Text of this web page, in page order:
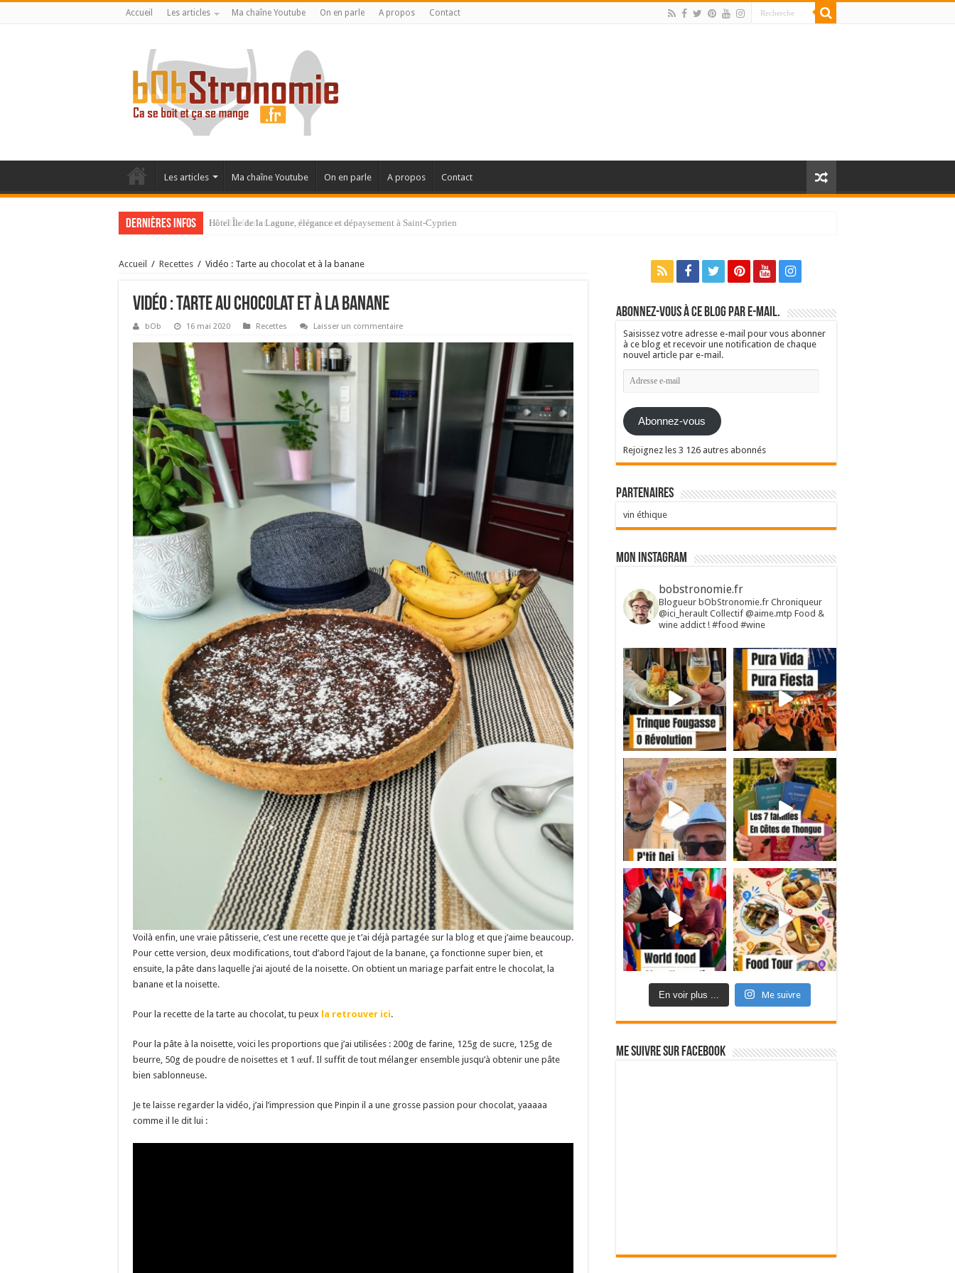
Accueil Les articles Ma chaîne Youtube On en parle A propos Contact
Les articles Ma chaîne Youtube On en parle A propos Contact
Dernières infos La Villa Duflot, pépite perpignanaise
Accueil / Recettes / Vidéo : Tarte au chocolat et à la banane
Vidéo : Tarte au chocolat et à la banane
bOb 16 mai 2020 Recettes Laisser un commentaire
Voilà enfin, une vraie pâtisserie, c’est une recette que je t’ai déjà partagée sur la blog et que j’aime beaucoup.
Pour cette version, deux modifications, tout d’abord l’ajout de la banane, ça fonctionne super bien, et
ensuite, la pâte dans laquelle j’ai ajouté de la noisette. On obtient un mariage parfait entre le chocolat, la
banane et la noisette.
Pour la recette de la tarte au chocolat, tu peux la retrouver ici.
Pour la pâte à la noisette, voici les proportions que j’ai utilisées : 200g de farine, 125g de sucre, 125g de
beurre, 50g de poudre de noisettes et 1 œuf. Il suffit de tout mélanger ensemble jusqu’à obtenir une pâte
bien sablonneuse.
Je te laisse regarder la vidéo, j’ai l’impression que Pinpin il a une grosse passion pour chocolat, yaaaaa
comme il le dit lui :
Abonnez-vous à ce blog par e-mail.
Saisissez votre adresse e-mail pour vous abonner
à ce blog et recevoir une notification de chaque
nouvel article par e-mail.
Adresse
e-
Abonnez-vous
Rejoignez les 3 126 autres abonnés
Partenaires
vin éthique
Mon Instagram
bobstronomie.fr
Blogueur bObStronomie.fr Chroniqueur
@ici_herault Collectif @aime.mtp Food &
wine addict ! #food #wine
En voir plus ... Me suivre
Me suivre sur Facebook